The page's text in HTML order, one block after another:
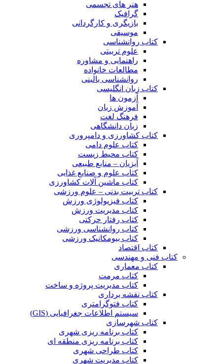
هنر های تجسمی
گرافیک
بازیگری و کارگردانی
موسیقی
کتاب روانشناسی
علوم تربیتی
راهنمایی و مشاوره
مطالعات خانواده
روانشناسی بالینی
کتاب زبان انگلیسی
آزمون ها
آموزش زبان
فرهنگ لغت
زبان دانشگاهی
کتاب کشاورزی و دامپروری
کتاب علوم دامی
کتاب محیط زیست
آبزیان – منابع طبیعی
کتاب علوم و صنایع غذایی
کتاب ماشین آلات کشاورزی
کتاب تربیت بدنی – علوم ورزشی
کتاب فیزیولوژی ورزش
کتاب مدیریت ورزش
کتاب رفتار حرکتی
کتاب روانشناسی ورزشی
کتاب بیومکانیک ورزشی
کتاب اقتصاد
کتاب فنی و مهندسی
کتاب معماری
کتاب مرمت
کتاب مدیریت پروژه و ساخت
کتاب نقشه برداری
کتاب فتوگرامتری
سیستم اطلاعات جغرافیایی (GIS)
کتاب شهرسازی
کتاب برنامه ریزی شهری
کتاب برنامه ریزی منطقه ای
کتاب طراحی شهری
کتاب مدیریت شهری